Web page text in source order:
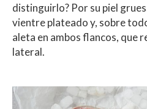
distinguirlo? Por su piel
vientre plateado y, sobre
aleta en ambos flancos, que
lateral.